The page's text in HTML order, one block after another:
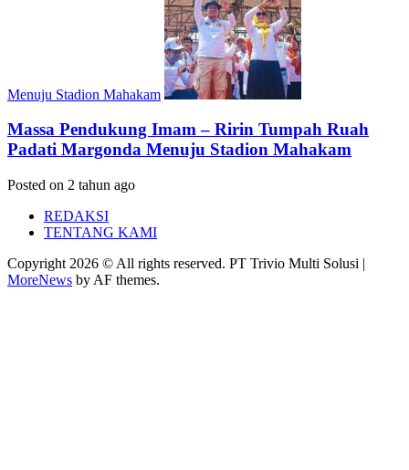
Menuju Stadion Mahakam
Massa Pendukung Imam – Ririn Tumpah Ruah
Padati Margonda Menuju Stadion Mahakam
Posted on 2 tahun ago
REDAKSI
TENTANG KAMI
Copyright 2026 © All rights reserved. PT Trivio Multi Solusi |
MoreNews by AF themes.